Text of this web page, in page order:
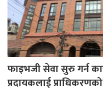
फाइभजी सेवा सुरु गर्न
प्रदायकलाई